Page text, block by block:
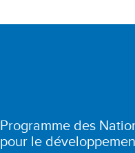
Programme des
pour le